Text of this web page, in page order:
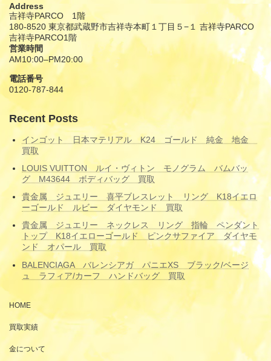
Address
吉祥寺PARCO 1階
180-8520 東京都武蔵野市吉祥寺本町１丁目５−１ 吉祥寺PARCO
吉祥寺PARCO1階
営業時間
AM10:00–PM20:00
電話番号
0120-787-844
Recent Posts
インゴット 日本マテリアル K24 ゴールド 純金 地金
買取
LOUIS VUITTON ルイ・ヴィトン モノグラム バムバッ
グ M43644 ボディバッグ 買取
貴金属 ジュエリー 喜平ブレスレット リング K18イエロ
ーゴールド ルビー ダイヤモンド 買取
貴金属 ジュエリー ネックレス リング 指輪 ペンダント
トップ K18イエローゴールド ピンクサファイア ダイヤモ
ンド オパール 買取
BALENCIAGA バレンシアガ パニエXS ブラック/ベージ
ュ ラフィア/カーフ ハンドバッグ 買取
HOME
買取実績
金について